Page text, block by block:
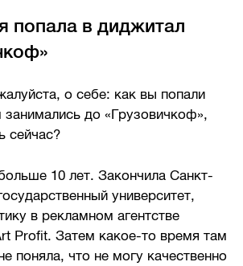
попала в диджитал
о себе: как вы попали
до «Грузовичкоф»,
сейчас?
10 лет. Закончила Санкт-
университет,
в рекламном агентстве
Profit. Затем какое-то время там
поняла, что не могу качественно